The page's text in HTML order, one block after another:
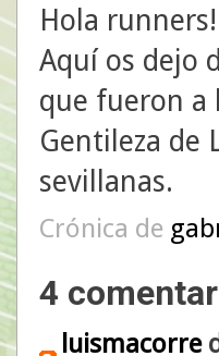
Hola runners!
Aquí os dejo
que fueron a
Gentileza de
sevillanas.
Crónica de
4
luismacorre